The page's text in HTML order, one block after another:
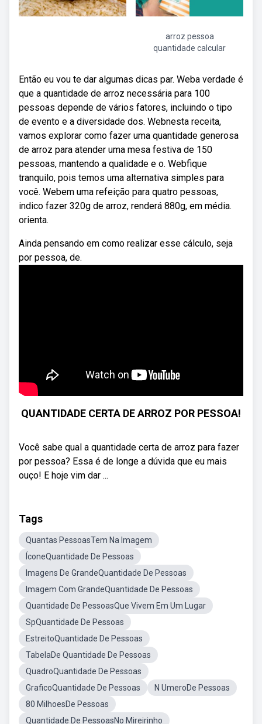
arroz pessoa
quantidade calcular
Então eu vou te dar algumas dicas par. Weba verdade é
que a quantidade de arroz necessária para 100
pessoas depende de vários fatores, incluindo o tipo
de evento e a diversidade dos. Webnesta receita,
vamos explorar como fazer uma quantidade generosa
de arroz para atender uma mesa festiva de 150
pessoas, mantendo a qualidade e o. Webfique
tranquilo, pois temos uma alternativa simples para
você. Webem uma refeição para quatro pessoas,
indico fazer 320g de arroz, renderá 880g, em média.
orienta.
Ainda pensando em como realizar esse cálculo, seja
por pessoa, de.
QUANTIDADE CERTA DE ARROZ POR PESSOA!
Você sabe qual a quantidade certa de arroz para fazer
por pessoa? Essa é de longe a dúvida que eu mais
ouço! E hoje vim dar ...
Tags
Quantas PessoasTem Na Imagem
ÍconeQuantidade De Pessoas
Imagens De GrandeQuantidade De Pessoas
Imagem Com GrandeQuantidade De Pessoas
Quantidade De PessoasQue Vivem Em Um Lugar
SpQuantidade De Pessoas
EstreitoQuantidade De Pessoas
TabelaDe Quantidade De Pessoas
QuadroQuantidade De Pessoas
GraficoQuantidade De Pessoas
N UmeroDe Pessoas
80 MilhoesDe Pessoas
Quantidade De PessoasNo Mireirinho